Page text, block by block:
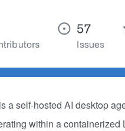
a self-hosted AI desktop
within a containerized